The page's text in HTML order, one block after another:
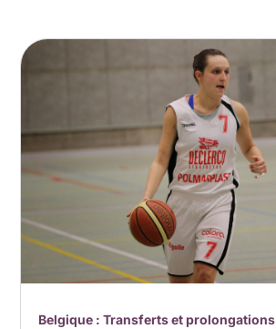
Belgique : Transferts et prolongations